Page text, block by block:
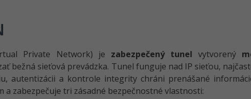
Private Network) je zabezpečený tunel vytvorený
bežná sieťová prevádzka. Tunel funguje nad IP sieťou,
autentizácii a kontrole integrity chráni prenášané
a zabezpečuje tri zásadné bezpečnostné vlastnosti: